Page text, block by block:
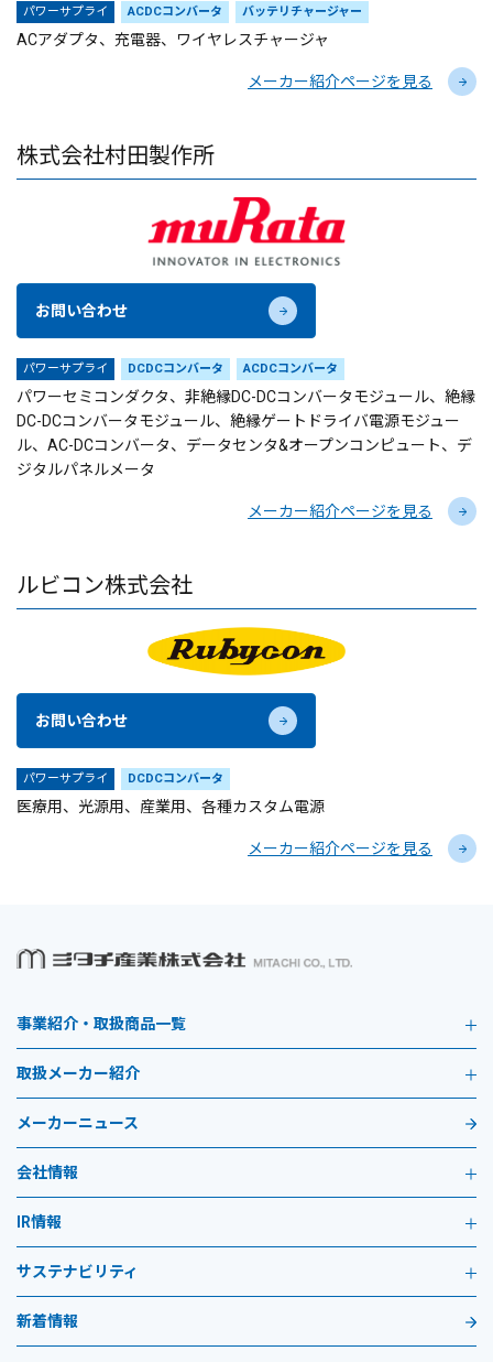
パワーサプライ ACDCコンバータ バッテリチャージャー
ACアダプタ、充電器、ワイヤレスチャージャ
メーカー紹介ページを見る
株式会社村田製作所
お問い合わせ
パワーサプライ DCDCコンバータ ACDCコンバータ
パワーセミコンダクタ、非絶縁DC-DCコンバータモジュール、絶縁
DC-DCコンバータモジュール、絶縁ゲートドライバ電源モジュー
ル、AC-DCコンバータ、データセンタ&オープンコンピュート、デ
ジタルパネルメータ
メーカー紹介ページを見る
ルビコン株式会社
お問い合わせ
パワーサプライ DCDCコンバータ
医療用、光源用、産業用、各種カスタム電源
メーカー紹介ページを見る
事業紹介・取扱商品一覧
取扱メーカー紹介
メーカーニュース
会社情報
IR情報
サステナビリティ
新着情報